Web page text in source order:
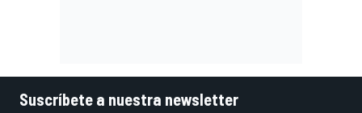
Suscríbete a nuestra newsletter